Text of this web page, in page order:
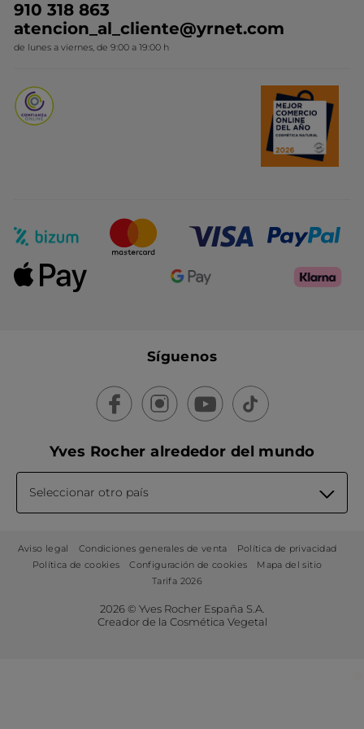
Colección Monoi
Novedades del mes
910 318 863
atencion_al_cliente@yrnet.com
de lunes a viernes, de 9:00 a 19:00 h
Síguenos
Yves Rocher alrededor del mundo
Seleccionar otro país
Aviso legal Condiciones generales de venta
Política de privacidad
Política de cookies
Configuración de cookies
Mapa del sitio
Tarifa 2026
2026 © Yves Rocher España S.A.
Creador de la Cosmética Vegetal